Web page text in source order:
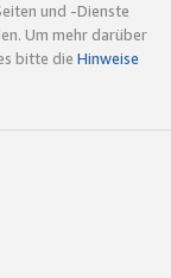
und -Dienste
Um mehr darüber
bitte die Hinweise